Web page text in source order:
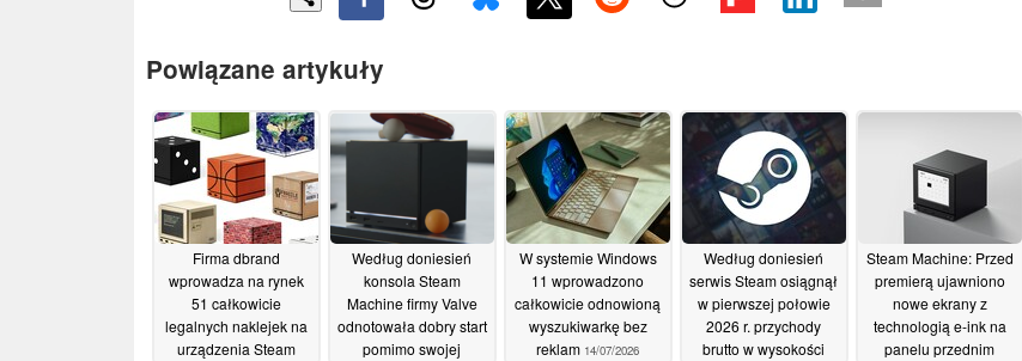
Powiązane artykuły
Firma dbrand
wprowadza na rynek
51 całkowicie
legalnych naklejek na
urządzenia Steam
Według doniesień
konsola Steam
Machine firmy Valve
odnotowała dobry start
pomimo swojej
W systemie Windows
11 wprowadzono
całkowicie odnowioną
wyszukiwarkę bez
reklam 14/07/2026
Według doniesień
serwis Steam osiągnął
w pierwszej połowie
2026 r. przychody
brutto w wysokości
Steam Machine: Przed
premierą ujawniono
nowe ekrany z
technologią e-ink na
panelu przednim